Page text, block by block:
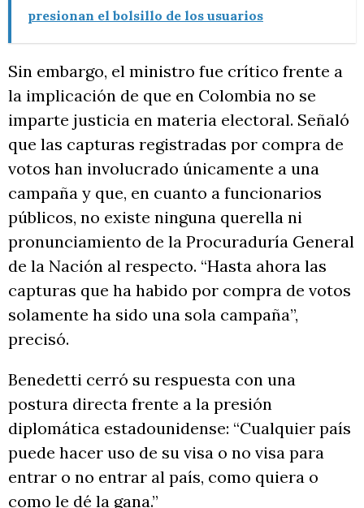
presionan el bolsillo de los usuarios
Sin embargo, el ministro fue crítico frente a
la implicación de que en Colombia no se
imparte justicia en materia electoral. Señaló
que las capturas registradas por compra de
votos han involucrado únicamente a una
campaña y que, en cuanto a funcionarios
públicos, no existe ninguna querella ni
pronunciamiento de la Procuraduría General
de la Nación al respecto. “Hasta ahora las
capturas que ha habido por compra de votos
solamente ha sido una sola campaña”,
precisó.
Benedetti cerró su respuesta con una
postura directa frente a la presión
diplomática estadounidense: “Cualquier país
puede hacer uso de su visa o no visa para
entrar o no entrar al país, como quiera o
como le dé la gana.”